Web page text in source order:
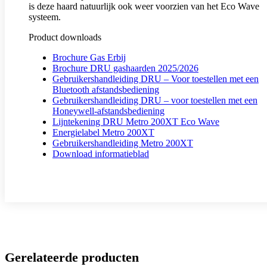
is deze haard natuurlijk ook weer voorzien van het Eco Wave
systeem.
Product downloads
Brochure Gas Erbij
Brochure DRU gashaarden 2025/2026
Gebruikershandleiding DRU – Voor toestellen met een
Bluetooth afstandsbediening
Gebruikershandleiding DRU – voor toestellen met een
Honeywell-afstandsbediening
Lijntekening DRU Metro 200XT Eco Wave
Energielabel Metro 200XT
Gebruikershandleiding Metro 200XT
Download informatieblad
Gerelateerde producten